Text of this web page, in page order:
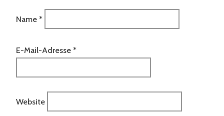
Name *
E-Mail-Adresse *
Website